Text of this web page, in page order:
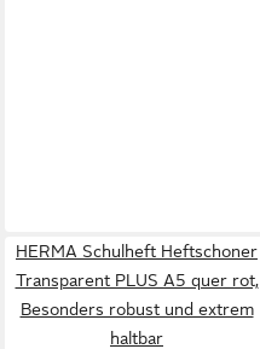
HERMA Schulheft Heftschoner
Transparent PLUS A5 quer rot,
Besonders robust und extrem
haltbar